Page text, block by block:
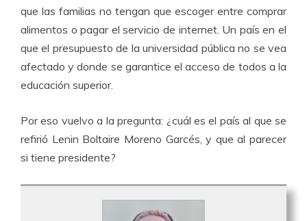
que las familias no tengan que escoger entre comprar
alimentos o pagar el servicio de internet. Un país en el
que el presupuesto de la universidad pública no se vea
afectado y donde se garantice el acceso de todos a la
educación superior.
Por eso vuelvo a la pregunta: ¿cuál es el país al que se
refirió Lenin Boltaire Moreno Garcés, y que al parecer
si tiene presidente?